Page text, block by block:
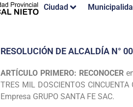
Ciudad
RESOLUCIÓN DE ALCALDÍA N°
ARTÍCULO PRIMERO: RECONOCER
TRES MIL DOSCIENTOS
Empresa GRUPO SANTA FE SAC.